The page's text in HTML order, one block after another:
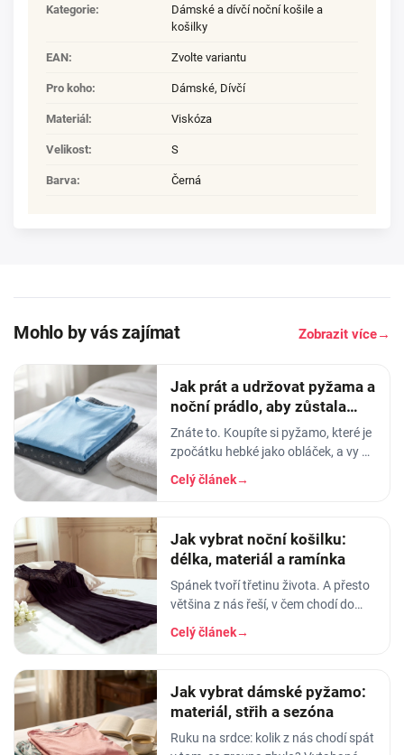
Kategorie:
Dámské a dívčí noční košile a
košilky
EAN: Zvolte variantu
Pro koho: Dámské, Dívčí
Materiál : Viskóza
Velikost: S
Barva: Černá
Mohlo by vás zajímat Zobrazit více→
Jak prát a udržovat pyžama a
noční prádlo, aby zůstala
měkká
Znáte to. Koupíte si pyžamo, které je
zpočátku hebké jako obláček, a vy v
něm usínáte s pocitem, že spíte v
luxusu. Po pár měsících praní z něj…
Celý článek→
Jak vybrat noční košilku:
délka, materiál a ramínka
Spánek tvoří třetinu života. A přesto
většina z nás řeší, v čem chodí do
práce, do divadla nebo na rande, ale
to, v čem stráví těch osm hodin…
Celý článek→
Jak vybrat dámské pyžamo:
materiál, střih a sezóna
Ruku na srdce: kolik z nás chodí spát